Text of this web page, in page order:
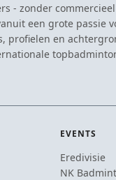
- zonder
een grote passie
profielen en
EVENTS
Eredivisie
NK